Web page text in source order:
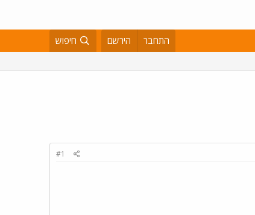
התחבר הירשם חיפוש
#1